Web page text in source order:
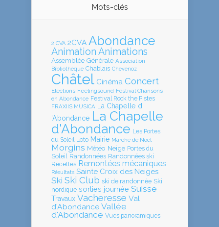
Mots-clés
2 CVA 2CVA Abondance
Animation Animations
Assemblée Générale Association
Bibliothèque Chablais Chevenoz
Châtel Cinéma Concert
Elections Feelingsound Festival Chansons
en Abondance Festival Rock the Pistes
FRAXIIS MUSICA
La Chapelle d
'Abondance La Chapelle
d'Abondance Les Portes
du Soleil Loto Mairie Marché de Noël
Morgins Météo Neige Portes du
Soleil
Randonnées Randonnées ski
Recettes Remontées mécaniques
Résultats Sainte Croix des Neiges
Ski Ski Club ski de randonnée Ski
nordique sorties journée Suisse
Travaux Vacheresse Val
d'Abondance Vallée
d'Abondance Vues panoramiques